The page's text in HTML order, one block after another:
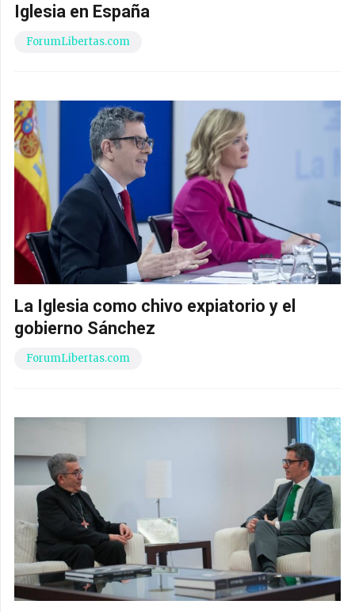
Iglesia en España
ForumLibertas.com
La Iglesia como chivo expiatorio y el
gobierno Sánchez
ForumLibertas.com